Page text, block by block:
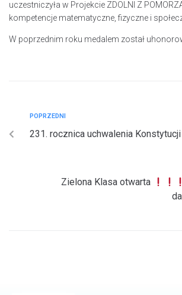
uczestniczyła w Projekcie ZDOLNI Z
kompetencje matematyczne, fizyczne i
W poprzednim roku medalem został
POPRZEDNI
231. rocznica uchwalenia
Zielona Klasa otwarta